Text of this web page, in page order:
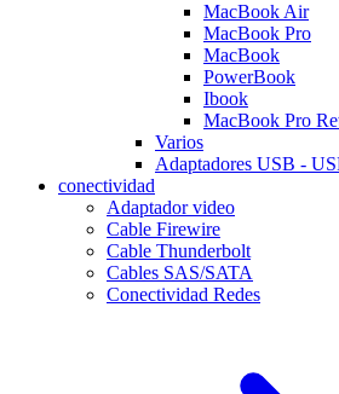
MacBook Air
MacBook Pro
MacBook
PowerBook
Ibook
MacBook Pro
Varios
Adaptadores USB -
conectividad
Adaptador video
Cable Firewire
Cable Thunderbolt
Cables SAS/SATA
Conectividad Redes